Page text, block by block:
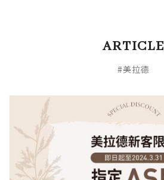
ARTICLE
#美拉德